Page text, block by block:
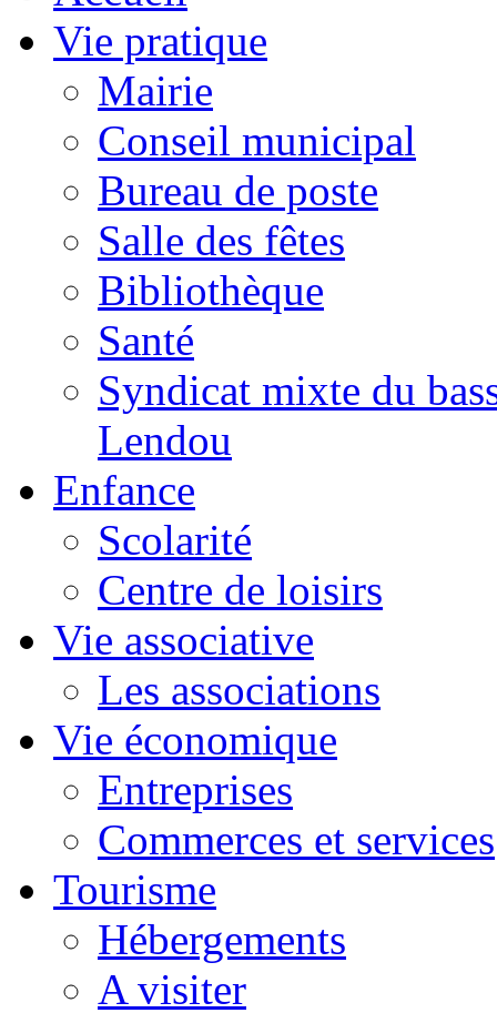
Vie pratique
Mairie
Conseil municipal
Bureau de poste
Salle des fêtes
Bibliothèque
Santé
Syndicat mixte du
Lendou
Enfance
Scolarité
Centre de loisirs
Vie associative
Les associations
Vie économique
Entreprises
Commerces et services
Tourisme
Hébergements
A visiter